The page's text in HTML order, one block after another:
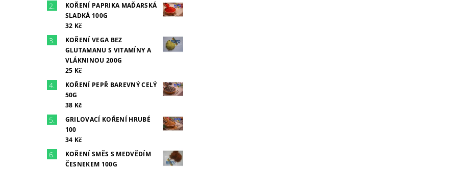
KOŘENÍ PAPRIKA MAĎARSKÁ
SLADKÁ 100G
32 Kč
KOŘENÍ VEGA BEZ
GLUTAMANU S VITAMÍNY A
VLÁKNINOU 200G
25 Kč
KOŘENÍ PEPŘ BAREVNÝ CELÝ
50G
38 Kč
GRILOVACÍ KOŘENÍ HRUBÉ
100
34 Kč
KOŘENÍ SMĚS S MEDVĚDÍM
ČESNEKEM 100G